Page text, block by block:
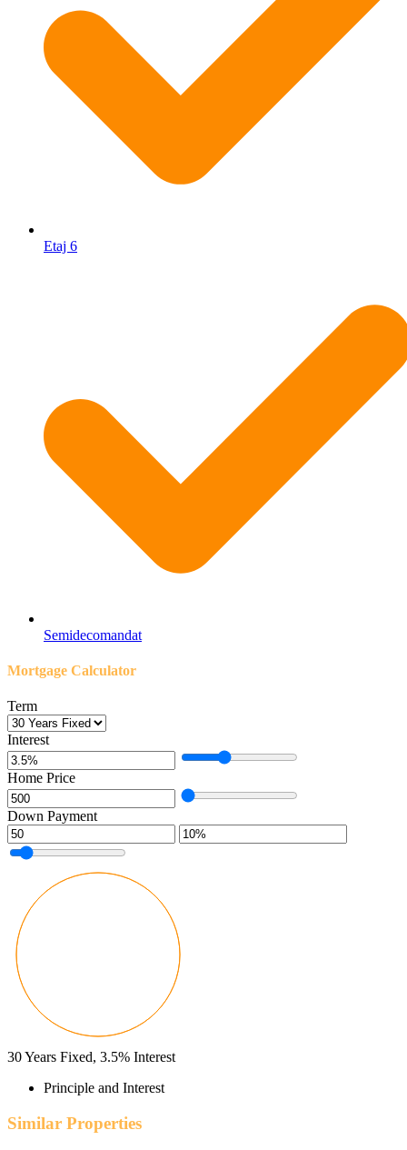
Etaj 6
Semidecomandat
Mortgage Calculator
Term
Interest
Home Price
Down Payment
30Years Fixed, 3.5% Interest
Principle and Interest
Similar Properties